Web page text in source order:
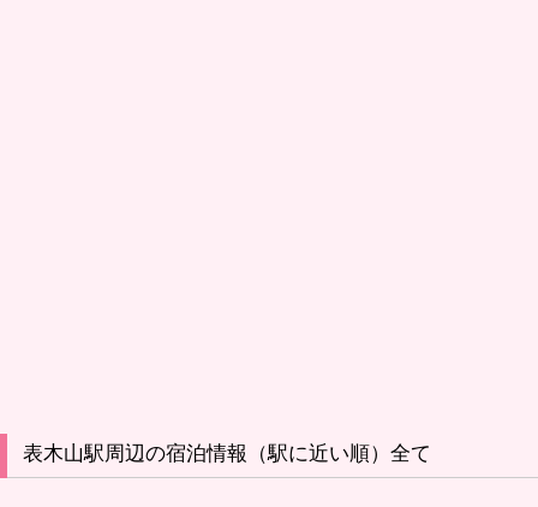
表木山駅周辺の宿泊情報（駅に近い順）全て